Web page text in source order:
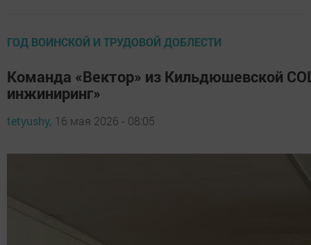
ГОД ВОИНСКОЙ И ТРУДОВОЙ ДОБЛЕСТИ
Команда «Вектор» из Кильдюшевской
инжиниринг»
tetyushy, 16 мая 2026 - 08:05